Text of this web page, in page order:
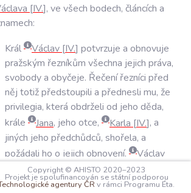
IV. , ve všech bodech, článcích a
Král
Václav IV. potvrzuje a obnovuje
pražským řezníkům všechna jejich práva,
svobodya obyčeje. Řečení řezníci před
něj totižpředstoupili a přednesli mu, že
privilegia, která obdrželi od jeho děda,
krále
Jana, jeho otce, Karla IV. , a
jiných jeho předchůdců, shořela, a
požádali ho o jejich obnovení.
Václav
stanovuje,žeřezníciajejichdědicové
potomci,kteřívlastnoručněvykonávají
Copyright © AHISTO 2020–2023
Projekt je spolufinancován se státní podporou
agentury ČR v rámci Programu Éta.